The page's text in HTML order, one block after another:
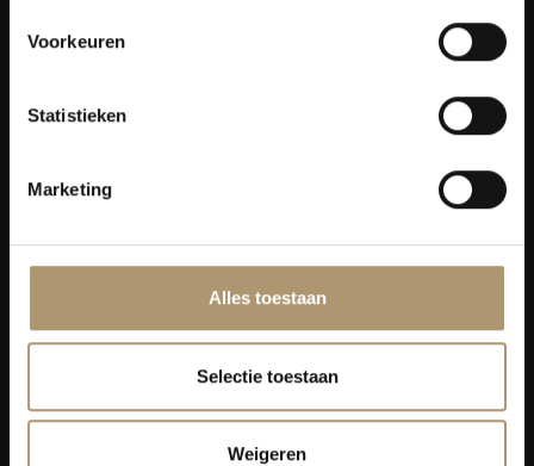
Voorkeuren
Statistieken
Marketing
Alles toestaan
Selectie toestaan
Weigeren
Simon van Capelweg 127
0172 - 82 00 65
Klantenservice
Bezorging